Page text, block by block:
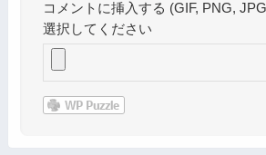
コメントに挿入する (GIF, PNG,
選択してください